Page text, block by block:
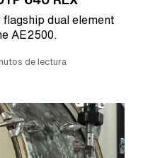
dual element
AE2500.
de lectura